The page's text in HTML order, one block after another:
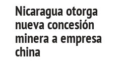
Nicaragua otorga
nueva concesión
minera a empresa
china